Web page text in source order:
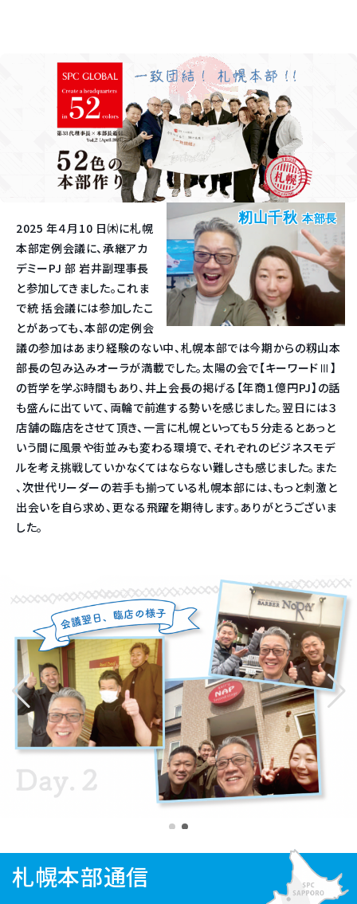
籾山千秋本部長
2025 年４月10 日㈭に札幌
本部定例会議に、承継アカ
デミーPJ 部 岩井副理事長
と参加してきました。これま
で統 括会議には参加したこ
とがあっても、本部の定例会
議の参加はあまり経験のない中、札幌本部では今期からの籾山本
部長の包み込みオーラが満載でした。太陽の会で【キーワードⅢ】
の哲学を学ぶ時間もあり、井上会長の掲げる【年商１億円PJ】の話
も盛んに出ていて、両輪で前進する勢いを感じました。翌日には３
店舗の臨店をさせて頂き、一言に札幌といっても５分走るとあっと
いう間に風景や街並みも変わる環境で、それぞれのビジネスモデ
ルを考え挑戦していかなくてはならない難しさも感じました。また
、次世代リーダーの若手も揃っている札幌本部には、もっと刺激と
出会いを自ら求め、更なる飛躍を期待します。ありがとうございま
した。
札幌本部通信